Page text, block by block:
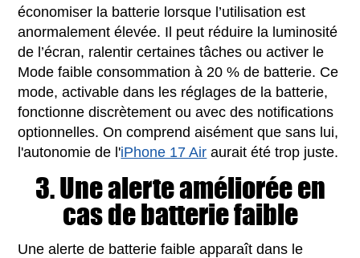
économiser la batterie lorsque l’utilisation est
anormalement élevée. Il peut réduire la luminosité
de l’écran, ralentir certaines tâches ou activer le
Mode faible consommation à 20 % de batterie. Ce
mode, activable dans les réglages de la batterie,
fonctionne discrètement ou avec des notifications
optionnelles. On comprend aisément que sans lui,
l'autonomie de l'iPhone 17 Air aurait été trop juste.
3. Une alerte améliorée en
cas de batterie faible
Une alerte de batterie faible apparaît dans le